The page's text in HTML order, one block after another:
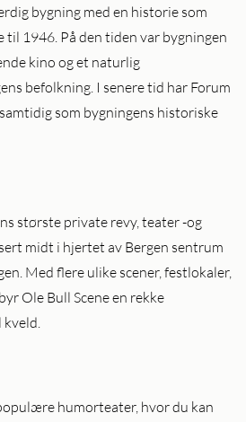
bygning med en historie som
til 1946. På den tiden var bygningen
kino og et naturlig
befolkning. I senere tid har Forum
som bygningens historiske
største private revy, teater -og
midt i hjertet av Bergen sentrum
Med flere ulike scener, festlokaler,
Ole Bull Scene en rekke
humorteater, hvor du kan